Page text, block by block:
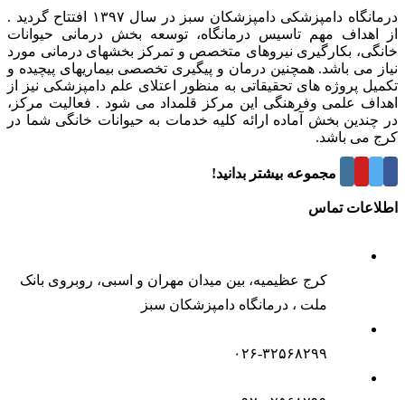
درمانگاه دامپزشکی دامپزشکان سبز در سال ۱۳۹۷ افتتاح گردید .
از اهداف مهم تاسیس درمانگاه، توسعه بخش درمانی حیوانات
خانگی، بکارگیری نیروهای متخصص و تمرکز بخشهای درمانی مورد
نیاز می باشد. همچنین درمان و پیگیری تخصصی بیماریهای پیچیده و
تکمیل پروژه های تحقیقاتی به منظور اعتلای علم دامپزشکی نیز از
اهداف علمی وفرهنگی این مرکز قلمداد می شود . فعالیت مرکز،
در چندین بخش آماده ارائه کلیه خدمات به حیوانات خانگی شما در
کرج می باشد.
درباره این مجموعه بیشتر بدانید!
اطلاعات تماس
کرج عظیمیه، بین میدان مهران و اسبی، روبروی بانک
ملت ، درمانگاه دامپزشکان سبز
۰۲۶-۳۲۵۶۸۲۹۹